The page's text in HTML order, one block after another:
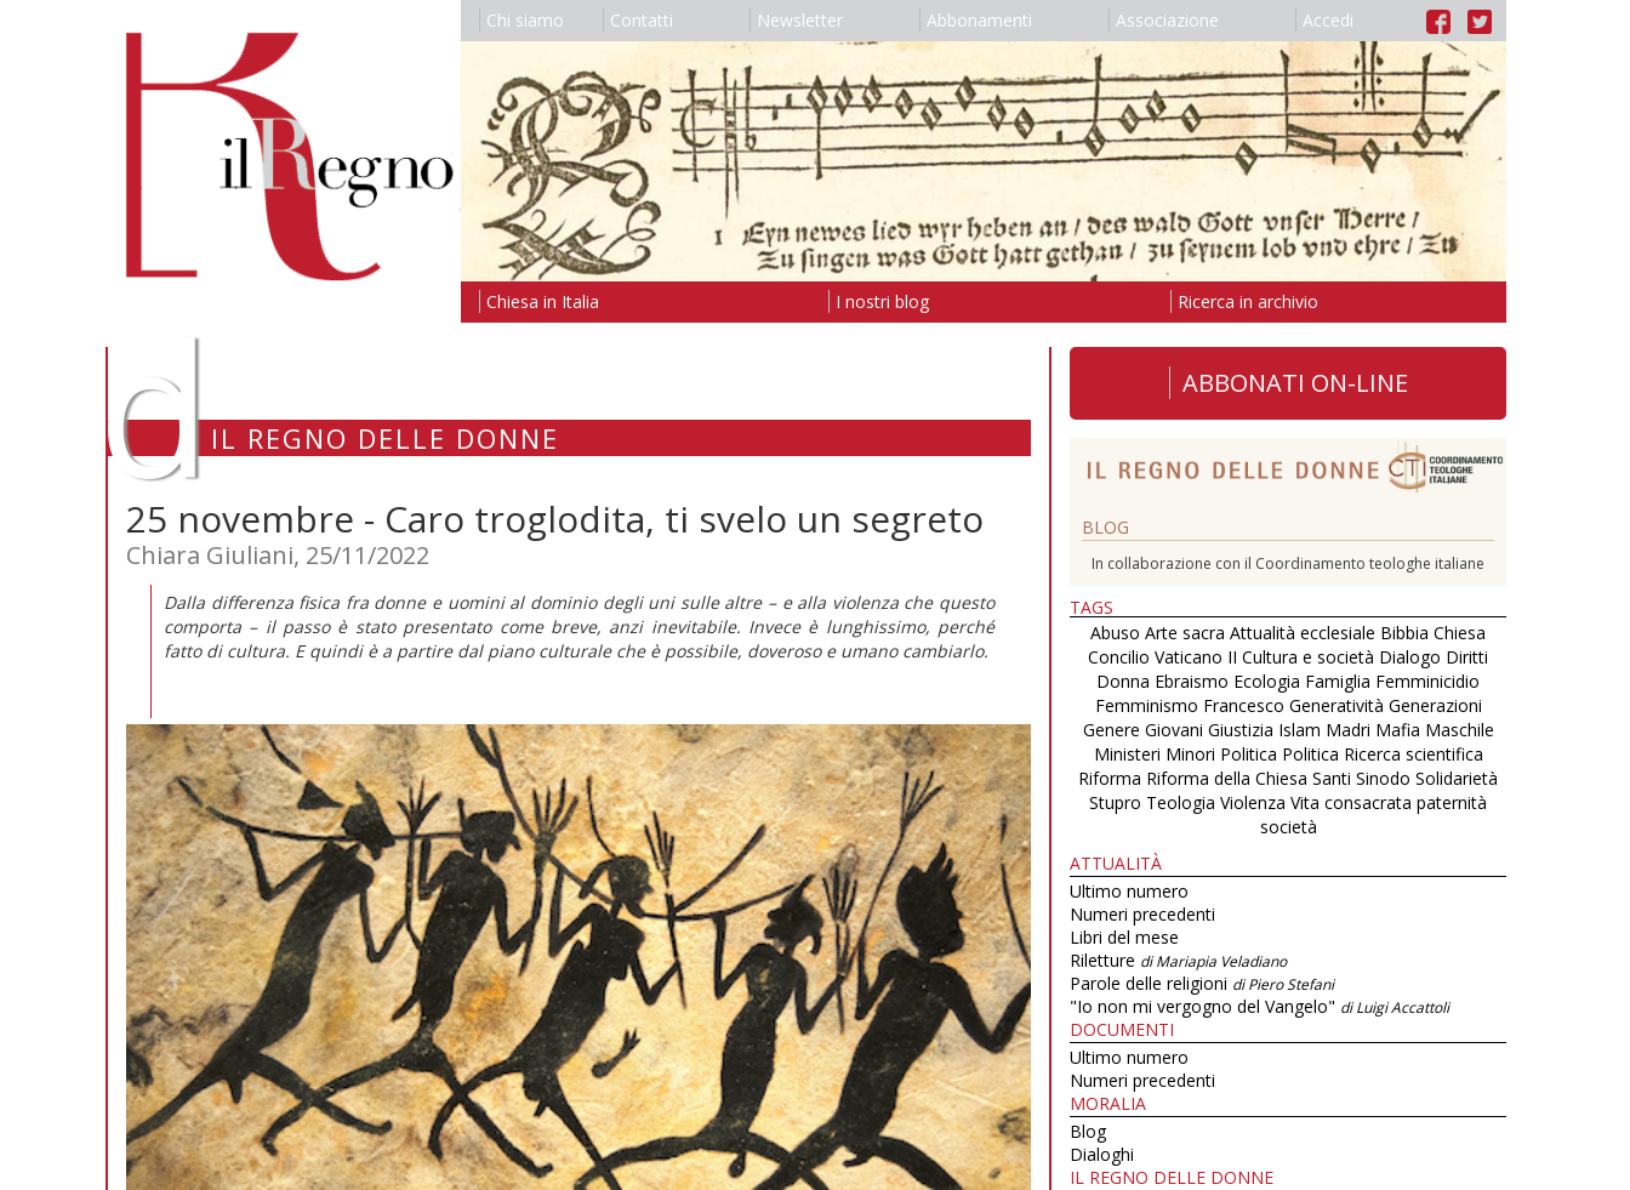
Chi siamo Contatti Newsletter Abbonamenti Associazione Accedi
Chiesa in Italia I nostri blog Ricerca in archivio
dIL REGNO DELLE DONNE
25 novembre - Caro troglodita, ti svelo un segreto
Chiara Giuliani, 25/11/2022
Dalla differenza fisica fra donne e uomini al dominio degli uni sulle altre – e alla violenza che questo
comporta – il passo è stato presentato come breve, anzi inevitabile. Invece è lunghissimo, perché
fatto di cultura. E quindi è a partire dal piano culturale che è possibile, doveroso e umano cambiarlo.
ABBONATI ON-LINE
BLOG
In collaborazione con il Coordinamento teologhe italiane
TAGS
Abuso Arte sacra Attualità ecclesiale Bibbia Chiesa
Concilio Vaticano II Cultura e società Dialogo Diritti
Donna Ebraismo Ecologia Famiglia Femminicidio
Femminismo Francesco Generatività Generazioni
Genere Giovani Giustizia Islam Madri Mafia Maschile
Ministeri Minori Politica Politica Ricerca scientifica
Riforma Riforma della Chiesa Santi Sinodo Solidarietà
Stupro Teologia Violenza Vita consacrata paternità
società
ATTUALITÀ
Ultimo numero
Numeri precedenti
Libri del mese
Riletture di Mariapia Veladiano
Parole delle religioni di Piero Stefani
"Io non mi vergogno del Vangelo" di Luigi Accattoli
DOCUMENTI
Ultimo numero
Numeri precedenti
MORALIA
Blog
Dialoghi
IL REGNO DELLE DONNE